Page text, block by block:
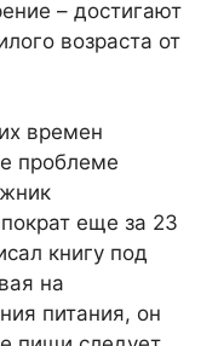
– достигают
возраста от
времен
проблеме
еще за 23
книгу под
на
питания, он